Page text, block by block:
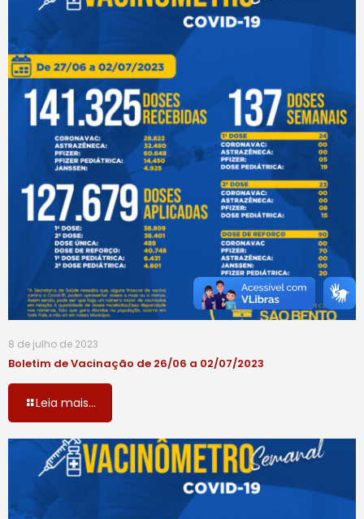
8 de julho de 2023
Boletim de Vacinação de 26/06 a 02/07/2023
Leia mais...